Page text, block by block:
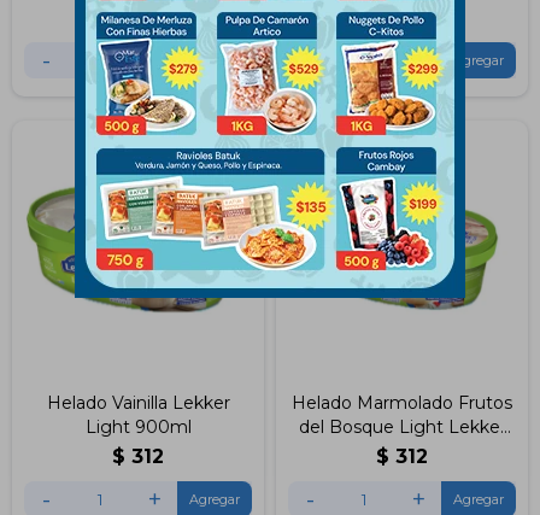
$ 57
- +
$ 312
- +
Helado Vainilla Lekker
Light 900ml
$ 312
- +
Helado Marmolado Frutos
del Bosque Light Lekker
900ml
$ 312
- +